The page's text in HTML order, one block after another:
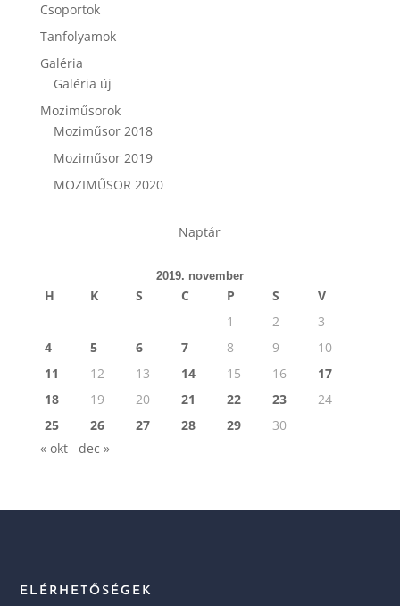
Csoportok
Tanfolyamok
Galéria
Galéria új
Moziműsorok
Moziműsor 2018
Moziműsor 2019
MOZIMŰSOR 2020
Naptár
2019. november
H K S C P S
V
1
2
3
4
5 6 7 8 9
10
11
12 13 14 15 16
17
18
19 20 21 22 23
24
25
26 27 28 29
30
« okt
dec »
ELÉRHETŐSÉGEK